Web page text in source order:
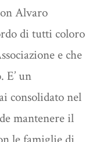
Alvaro
di tutti coloro
e che
E’ un
consolidato nel
mantenere il